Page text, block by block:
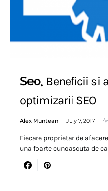
Seo Beneficii si
optimizarii SEO
Alex Muntean July 7, 2017
Fiecare proprietar de
una foarte cunoascuta de